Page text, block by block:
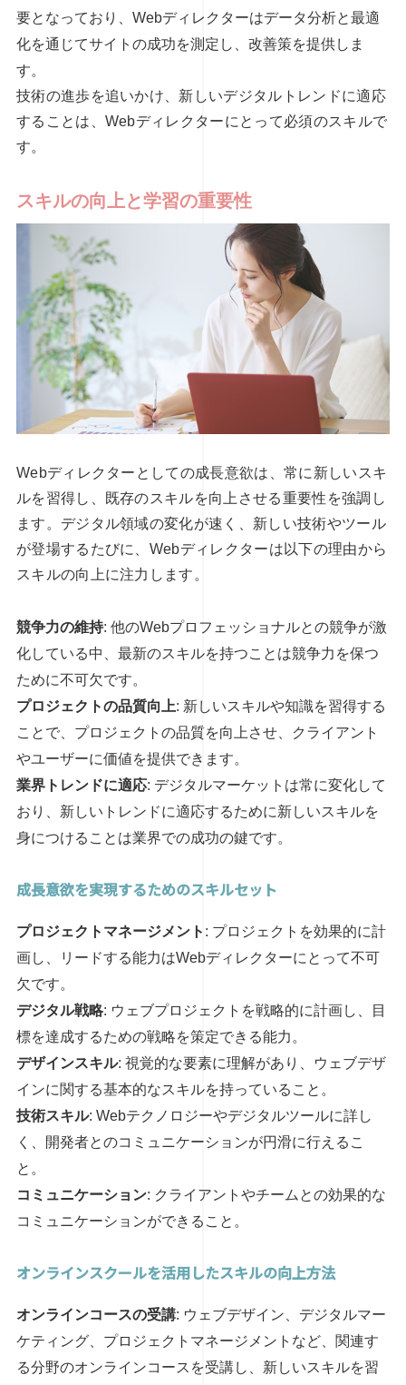
要となっており、Webディレクターはデータ分析と最適
化を通じてサイトの成功を測定し、改善策を提供しま
す。
技術の進歩を追いかけ、新しいデジタルトレンドに適応
することは、Webディレクターにとって必須のスキルで
す。
スキルの向上と学習の重要性
Webディレクターとしての成長意欲は、常に新しいスキ
ルを習得し、既存のスキルを向上させる重要性を強調し
ます。デジタル領域の変化が速く、新しい技術やツール
が登場するたびに、Webディレクターは以下の理由から
スキルの向上に注力します。
競争力の維持: 他のWebプロフェッショナルとの競争が激
化している中、最新のスキルを持つことは競争力を保つ
ために不可欠です。
プロジェクトの品質向上: 新しいスキルや知識を習得する
ことで、プロジェクトの品質を向上させ、クライアント
やユーザーに価値を提供できます。
業界トレンドに適応: デジタルマーケットは常に変化して
おり、新しいトレンドに適応するために新しいスキルを
身につけることは業界での成功の鍵です。
成長意欲を実現するためのスキルセット
プロジェクトマネージメント : プロジェクトを効果的に計
画し、リードする能力はWebディレクターにとって不可
欠です。
デジタル戦略: ウェブプロジェクトを戦略的に計画し、目
標を達成するための戦略を策定できる能力。
デザインスキル: 視覚的な要素に理解があり、ウェブデザ
インに関する基本的なスキルを持っていること。
技術スキル: Webテクノロジーやデジタルツールに詳し
く、開発者とのコミュニケーションが円滑に行えるこ
と。
コミュニケーション: クライアントやチームとの効果的な
コミュニケーションができること。
オンラインスクールを活用したスキルの向上方法
オンラインコースの受講: ウェブデザイン、デジタルマー
ケティング、プロジェクトマネージメントなど、関連す
る分野のオンラインコースを受講し、新しいスキルを習